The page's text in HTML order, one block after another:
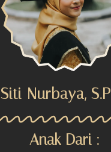
Siti Nurbaya,
Anak Dari :